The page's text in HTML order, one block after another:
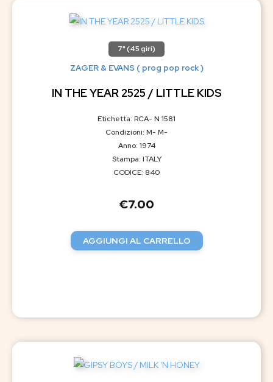
7" (45 giri)
ZAGER & EVANS ( prog pop rock )
IN THE YEAR 2525 / LITTLE KIDS
Etichetta: RCA- N 1581
Condizioni: M- M-
Anno: 1974
Stampa: ITALY
CODICE: 840
€7.00
AGGIUNGI AL CARRELLO